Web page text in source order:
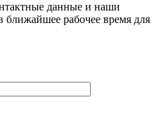
данные и наши
ближайшее рабочее время для